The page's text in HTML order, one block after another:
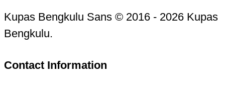
Kupas Bengkulu Sans © 2016 - 2026 Kupas
Bengkulu.
Contact Information